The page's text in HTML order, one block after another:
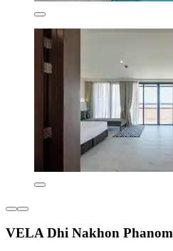
VELA Dhi Nakhon Phanom